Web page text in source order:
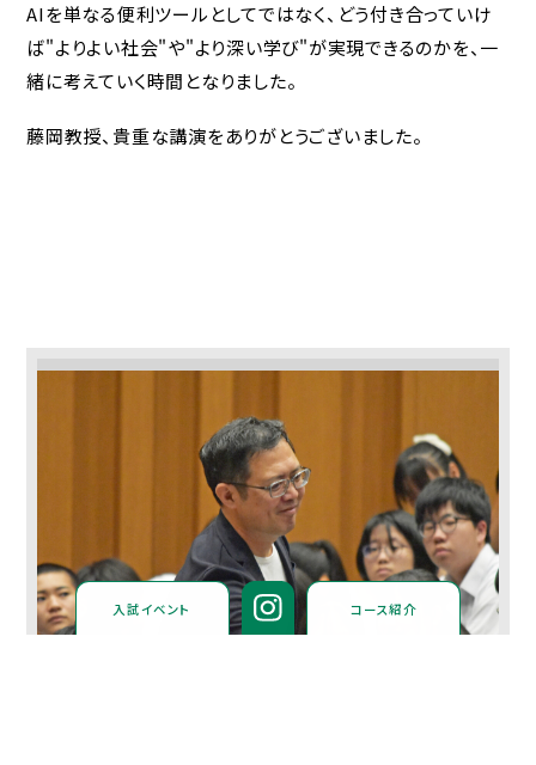
学校法人 東福岡学園
東福岡高等学校
東福岡自彊館中学校
東福岡学園 自由ヶ丘幼稚園
入試イベント コース紹介
AIを単なる便利ツールとしてではなく、どう付き合っていけ
ば"よりよい社会"や"より深い学び"が実現できるのかを、一
緒に考えていく時間となりました。
藤岡教授、貴重な講演をありがとうございました。